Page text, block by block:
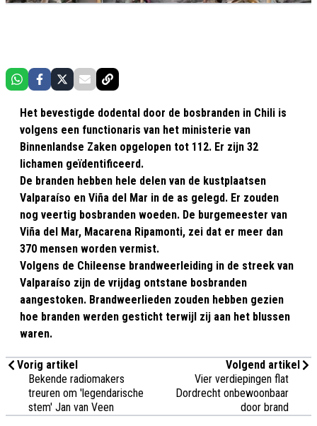
Het bevestigde dodental door de bosbranden in Chili is
volgens een functionaris van het ministerie van
Binnenlandse Zaken opgelopen tot 112. Er zijn 32
lichamen geïdentificeerd.
De branden hebben hele delen van de kustplaatsen
Valparaíso en Viña del Mar in de as gelegd. Er zouden
nog veertig bosbranden woeden. De burgemeester van
Viña del Mar, Macarena Ripamonti, zei dat er meer dan
370 mensen worden vermist.
Volgens de Chileense brandweerleiding in de streek van
Valparaíso zijn de vrijdag ontstane bosbranden
aangestoken. Brandweerlieden zouden hebben gezien
hoe branden werden gesticht terwijl zij aan het blussen
waren.
Vorig artikel
Bekende radiomakers
treuren om 'legendarische
stem' Jan van Veen
Volgend artikel
Vier verdiepingen flat
Dordrecht onbewoonbaar
door brand